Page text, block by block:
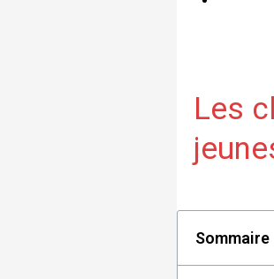
Les
Sommaire